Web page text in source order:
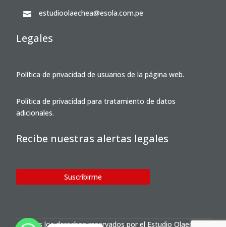
 estudioolaechea@esola.com.pe
Legales
Política de privacidad de usuarios de la página web.
Política de privacidad para tratamiento de datos
adicionales.
Recibe nuestras alertas legales
Suscribirme
Todos los derechos reservados por el Estudio Olaechea